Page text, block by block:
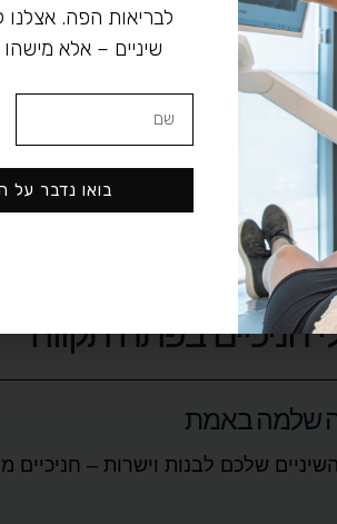
חניכיים בפתח תקווה
שלמה באמת
שלכם לבנות וישרות –
לבריאות הפה.
שיניים – אלא
בואו נדבר על